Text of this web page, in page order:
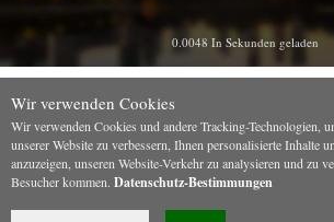
0.0048 In Sekunden geladen
Wir verwenden Cookies
Wir verwenden Cookies und andere Tracking-Technologien,
unserer Website zu verbessern, Ihnen personalisierte Inhalte
anzuzeigen, unseren Website-Verkehr zu analysieren und zu
Besucher kommen. Datenschutz-Bestimmungen